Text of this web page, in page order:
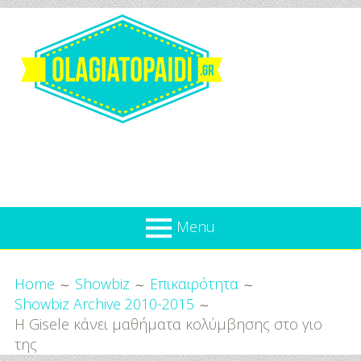
content
Menu
Για
το
Παιδί
Επικαιρότητα
Προσφορές
Home Showbiz
Επικαιρότητα
Showbiz Archive 2010-2015
H Gisele κάνει μαθήματα κολύμβησης στο γιο
της